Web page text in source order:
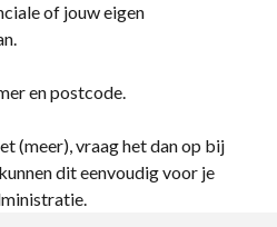
of jouw eigen
en postcode.
(meer), vraag het dan op bij
dit eenvoudig voor je